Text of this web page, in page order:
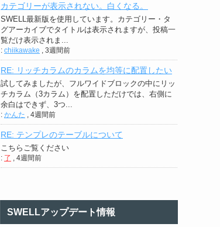
カテゴリーが表示されない。白くなる。
SWELL最新版を使用しています。カテゴリー・タ
グアーカイブでタイトルは表示されますが、投稿一
覧だけ表示されま...
: chiikawake 3週間前
RE: リッチカラムのカラムを均等に配置したい
試してみましたが、フルワイドブロックの中にリッ
チカラム（3カラム）を配置しただけでは、右側に
余白はできず、3つ...
: かんた 4週間前
RE: テンプレのテーブルについて
こちらご覧ください
: 了 4週間前
SWELLアップデート情報